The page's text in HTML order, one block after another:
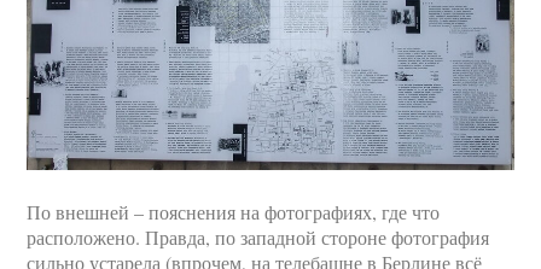
По внешней – пояснения на фотографиях, где что
расположено. Правда, по западной стороне фотография
сильно устарела (впрочем, на телебашне в Берлине всё